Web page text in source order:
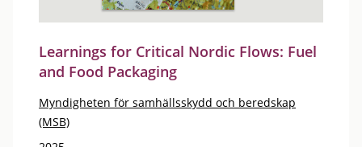
Learnings for Critical Nordic Flows: Fuel
and Food Packaging
Myndigheten för samhällsskydd och beredskap
(MSB)